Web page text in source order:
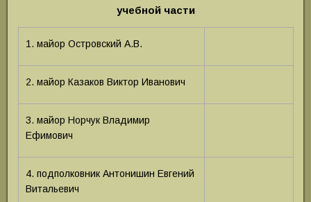
учебной части
1. майор Островский А.В.
2. майор Казаков Виктор Иванович
3. майор Норчук Владимир
Ефимович
4. подполковник Антонишин Евгений
Витальевич